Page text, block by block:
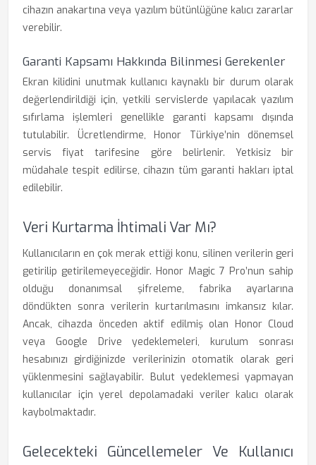
cihazın anakartına veya yazılım bütünlüğüne kalıcı zararlar
verebilir.
Garanti Kapsamı Hakkında Bilinmesi Gerekenler
Ekran kilidini unutmak kullanıcı kaynaklı bir durum olarak
değerlendirildiği için, yetkili servislerde yapılacak yazılım
sıfırlama işlemleri genellikle garanti kapsamı dışında
tutulabilir. Ücretlendirme, Honor Türkiye’nin dönemsel
servis fiyat tarifesine göre belirlenir. Yetkisiz bir
müdahale tespit edilirse, cihazın tüm garanti hakları iptal
edilebilir.
Veri Kurtarma İhtimali Var Mı?
Kullanıcıların en çok merak ettiği konu, silinen verilerin geri
getirilip getirilemeyeceğidir. Honor Magic 7 Pro’nun sahip
olduğu donanımsal şifreleme, fabrika ayarlarına
döndükten sonra verilerin kurtarılmasını imkansız kılar.
Ancak, cihazda önceden aktif edilmiş olan Honor Cloud
veya Google Drive yedeklemeleri, kurulum sonrası
hesabınızı girdiğinizde verilerinizin otomatik olarak geri
yüklenmesini sağlayabilir. Bulut yedeklemesi yapmayan
kullanıcılar için yerel depolamadaki veriler kalıcı olarak
kaybolmaktadır.
Gelecekteki Güncellemeler Ve Kullanıcı